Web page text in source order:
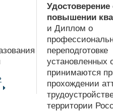
Удостоверение
повышении
и Диплом о
переподготовке
установленных
принимаются
прохождении
территории